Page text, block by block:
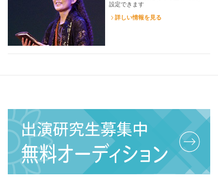
設定できます
詳しい情報を見る